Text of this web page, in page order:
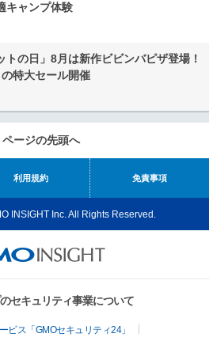
キャンプ体験
トの日」8月は新作ビビンバピザ登場！
特大セール開催
ページの先頭へ
利用規約 免責事項
INSIGHT Inc. All Rights Reserved.
セキュリティ事業について
ビス「GMOセキュリティ24」